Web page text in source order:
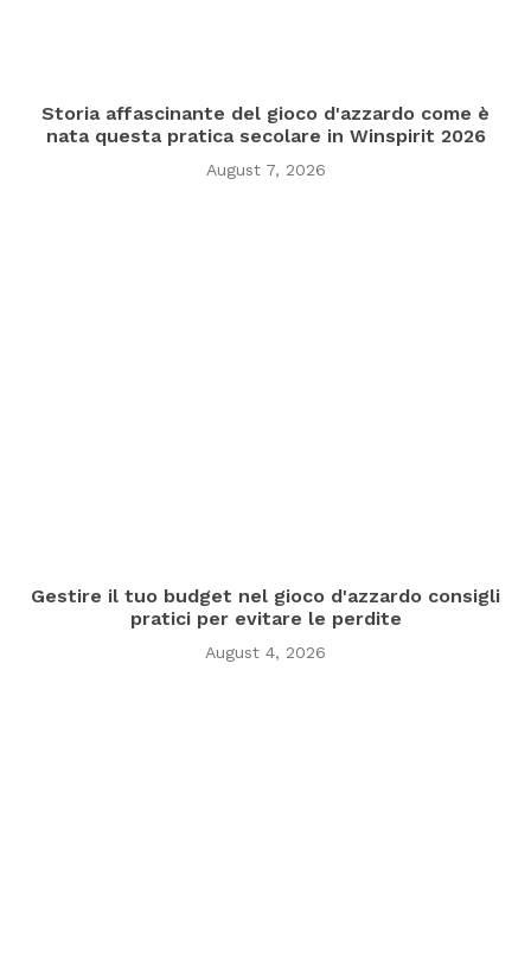
Storia affascinante del gioco d'azzardo come è
nata questa pratica secolare in Winspirit 2026
August 7, 2026
Gestire il tuo budget nel gioco d'azzardo consigli
pratici per evitare le perdite
August 4, 2026